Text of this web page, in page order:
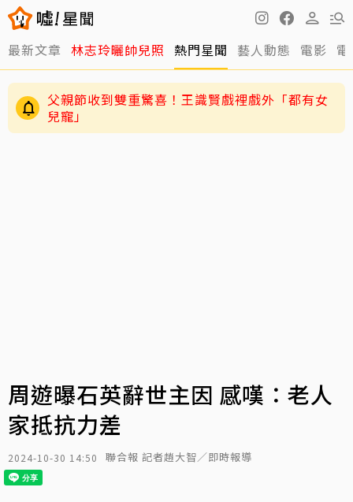
最新文章 林志玲曬帥兒照 熱門星聞 藝人動態 電影
父親節收到雙重驚喜！王識賢戲裡戲外「都有女
兒寵」
周遊曝石英辭世主因 感嘆：老人
家抵抗力差
2024-10-30 14:50 聯合報 記者趙大智／即時報導